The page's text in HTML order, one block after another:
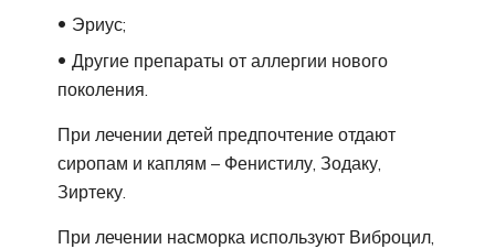
Эриус;
Другие препараты от аллергии нового
поколения.
При лечении детей предпочтение отдают
сиропам и каплям – Фенистилу, Зодаку,
Зиртеку.
При лечении насморка используют Виброцил,